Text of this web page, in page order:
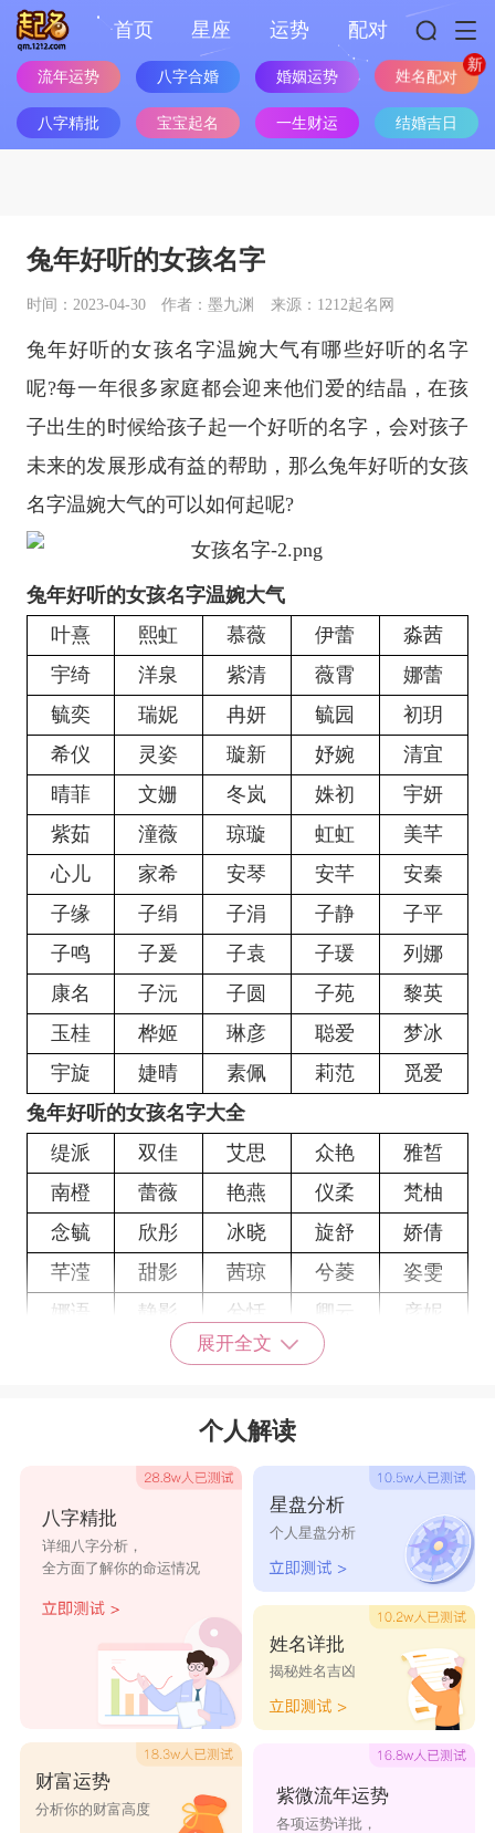
首页 星座 运势 配对
流年运势 八字合婚 婚姻运势 姓名配对
八字精批 宝宝起名 一生财运 结婚吉日
兔年好听的女孩名字
时间：2023-04-30 作者：墨九渊 来源：1212起名网
兔年好听的女孩名字温婉大气有哪些好听的名字
呢?每一年很多家庭都会迎来他们爱的结晶，在孩
子出生的时候给孩子起一个好听的名字，会对孩子
未来的发展形成有益的帮助，那么兔年好听的女孩
名字温婉大气的可以如何起呢?
兔年好听的女孩名字温婉大气
叶熹
熙虹 慕薇 伊蕾
淼茜
宇绮
洋泉 紫清 薇霄
娜蕾
毓奕
瑞妮 冉妍 毓园
初玥
希仪
灵姿 璇新 妤婉
清宜
晴菲
文姗 冬岚 姝初
宇妍
紫茹
潼薇 琼璇 虹虹
美芊
心儿
家希 安琴 安芊
安秦
子缘
子绢 子涓 子静
子平
子鸣
子爰 子袁 子瑗
列娜
康名
子沅 子圆 子苑
黎英
玉桂
桦姬 琳彦 聪爱
梦冰
宇旋
婕晴 素佩 莉范
觅爱
兔年好听的女孩名字大全
缇派
双佳 艾思 众艳
雅皙
南橙
蕾薇 艳燕 仪柔
梵柚
念毓
欣彤 冰晓 旋舒
娇倩
芊滢
甜影 茜琼 兮菱
姿雯
娜语
静影 兮恬 卿云
彦妮
傲甯 萌君 菲兮
婧采
双菲 甯瑞 梵薇
瑗琦
忆慧
菲逸
咏晓
洋丝
妍丽
采文 雅妍 莉新
展开全文
个人解读
八字精批
详细八字分析，
全方面了解你的命运情况
财富运势
分析你的财富高度
星盘分析
个人星盘分析
姓名详批
揭秘姓名吉凶
紫微流年运势
各项运势详批，